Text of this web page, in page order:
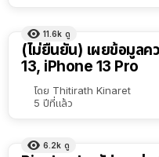
11.6k ดู
(ไม่ยืนยัน) เผยข้อมูลค
13, iPhone 13 Pro
โดย Thitirath Kinaret
5 ปีที่แล้ว
6.2k ดู